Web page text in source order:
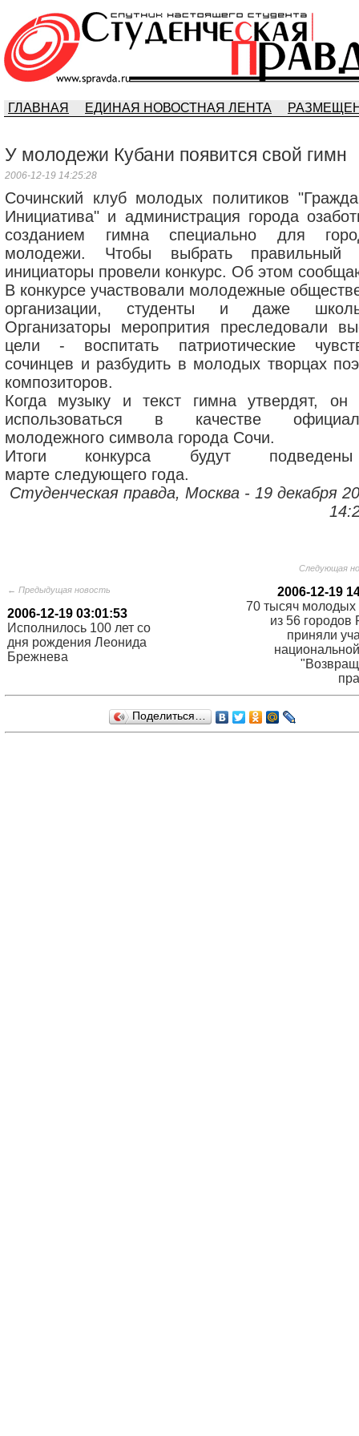
ГЛАВНАЯ ЕДИНАЯ НОВОСТНАЯ ЛЕНТА
У молодежи Кубани появится свой гимн
2006-12-19 14:25:28
Сочинский клуб молодых политиков
Инициатива" и администрация города
созданием гимна специально для
молодежи. Чтобы выбрать правильный
инициаторы провели конкурс. Об этом
В конкурсе участвовали молодежные
организации, студенты и даже
Организаторы меропрития преследовали
цели - воспитать патриотические
сочинцев и разбудить в молодых творцах
композиторов.
Когда музыку и текст гимна утвердят, он
использоваться в качестве
молодежного символа города Сочи.
Итоги конкурса будут
марте следующего года.
Студенческая правда, Москва - 19 декабря
← Предыдущая новость
2006-12-19 03:01:53
Исполнилось 100 лет со
дня рождения Леонида
Брежнева
Следующая
2006-12-19
70 тысяч
из 56 городов
приняли
Поделиться…